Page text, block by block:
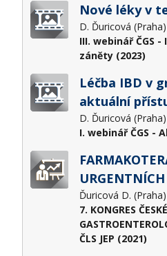
Nové léky v
D. Ďuricová (Praha)
III. webinář ČGS
záněty (2023)
Léčba IBD v
aktuální
D. Ďuricová (Praha)
I. webinář ČGS -
Ďuricová D. (Praha)
7. KONGRES ČESKÉ
ČLS JEP (2021)